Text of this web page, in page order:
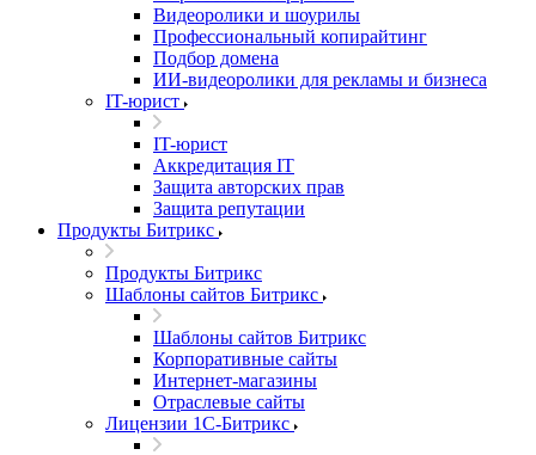
Видеоролики и шоурилы
Профессиональный копирайтинг
Подбор домена
ИИ-видеоролики для рекламы и бизнеса
IT-юрист
IT-юрист
Аккредитация IT
Защита авторских прав
Защита репутации
Продукты Битрикс
Продукты Битрикс
Шаблоны сайтов Битрикс
Шаблоны сайтов Битрикс
Корпоративные сайты
Интернет-магазины
Отраслевые сайты
Лицензии 1С-Битрикс